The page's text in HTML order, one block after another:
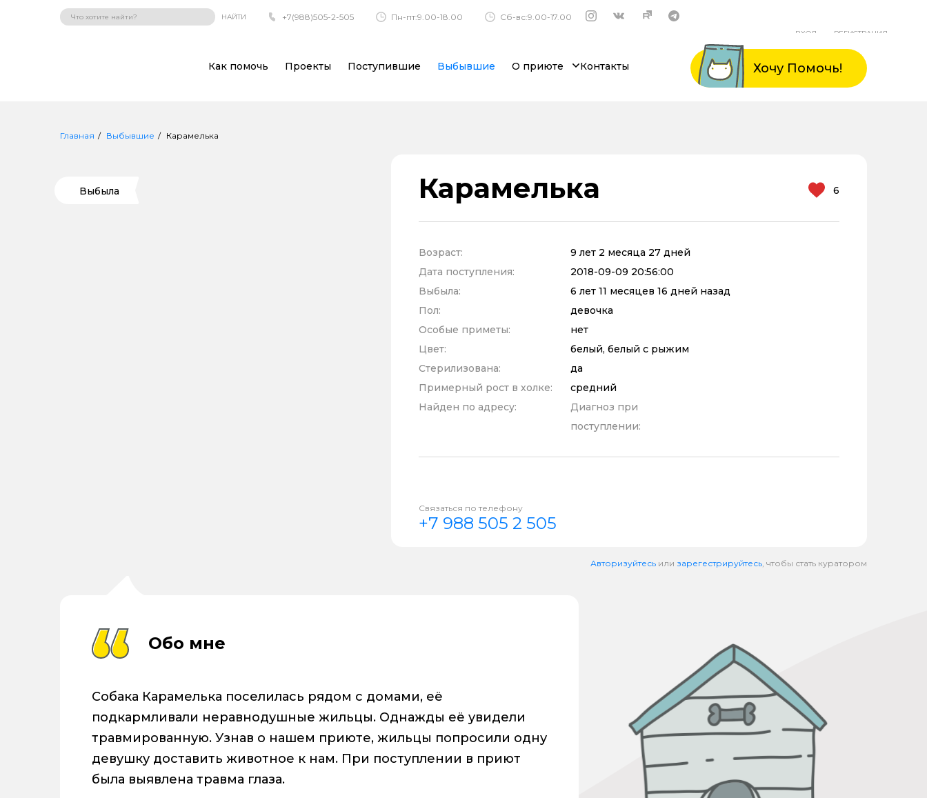
НАЙТИ +7(988)505-2-505 Пн-пт:9.00-18.00 Сб-вс:9.00-17.00
ВХОД РЕГИСТРАЦИЯ
Как помочь Проекты Поступившие Выбывшие О приюте Контакты Хочу Помочь!
Главная Выбывшие Карамелька
Выбыла Карамелька 6
Возраст:
9 лет 2 месяца 27 дней
Дата поступления:
2018-09-09 20:56:00
Выбыла:
6 лет 11 месяцев 16 дней назад
Пол:
девочка
Особые приметы:
нет
Цвет:
белый, белый с рыжим
Стерилизована:
да
Примерный рост в холке:
средний
Найден по адресу:
Диагноз при
поступлении:
Связаться по телефону
+7 988 505 2 505
Авторизуйтесь или зарегестрируйтесь, чтобы стать куратором
Обо мне
Собака Карамелька поселилась рядом с домами, её
подкармливали неравнодушные жильцы. Однажды её увидели
травмированную. Узнав о нашем приюте, жильцы попросили одну
девушку доставить животное к нам. При поступлении в приют
была выявлена травма глаза.